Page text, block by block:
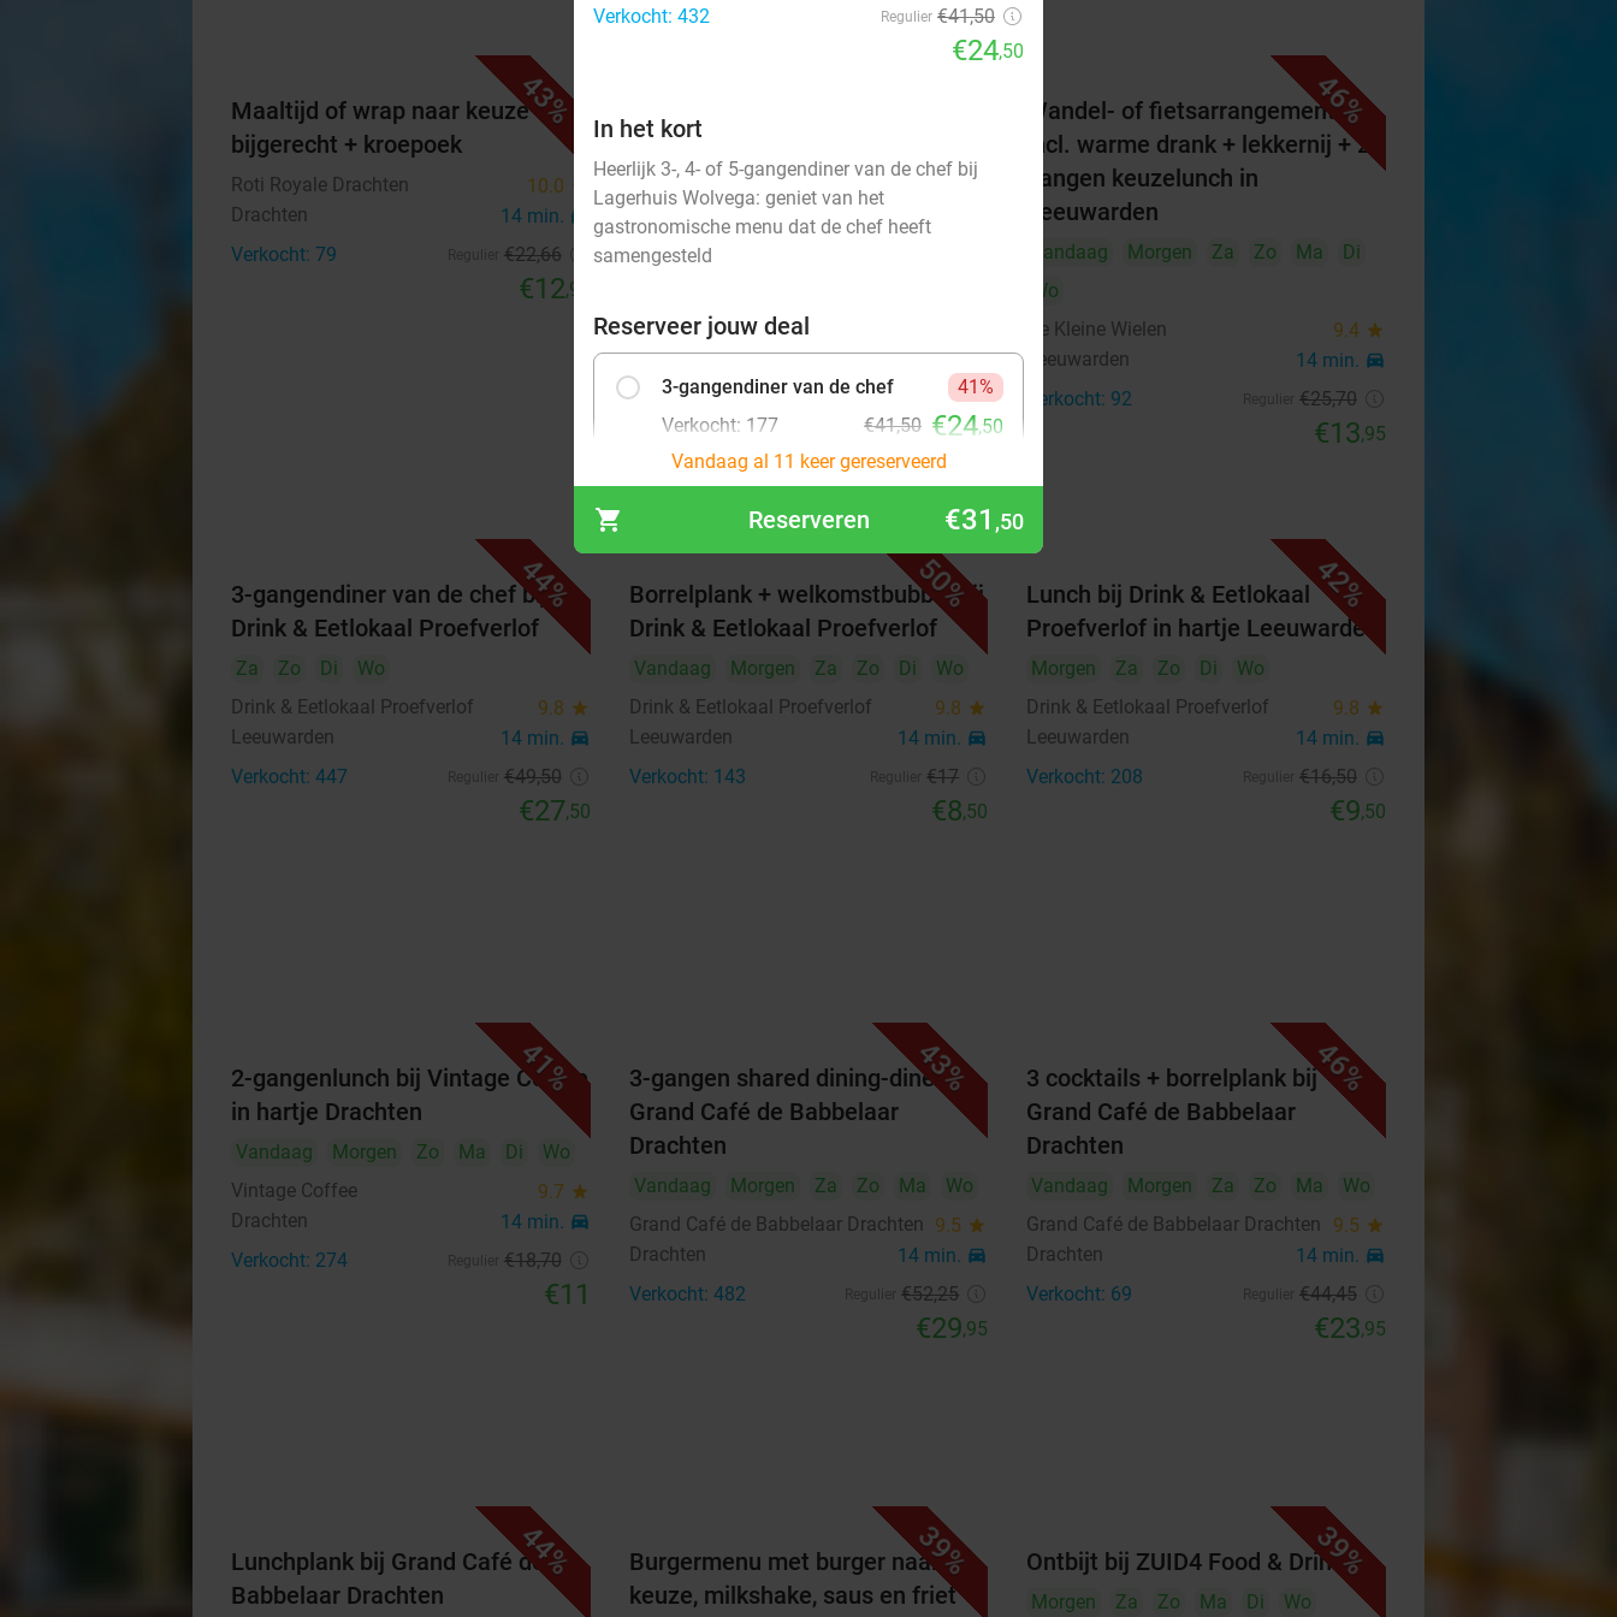
43%
Maaltijd of wrap naar keuze +
bijgerecht + kroepoek
Roti Royale Drachten 10.0 star
Drachten 14 min. directions_car
Verkocht: 79 €22,66
€12,95
Leeuwarden 14 min.directions_car
Verkocht: 544 Regulier €28
46%
Wandel- of fietsarrangement
incl. warme drank + lekkernij + 2-
gangen keuzelunch in
Leeuwarden
Vandaag Morgen Za Zo Ma
Di
Wo
De Kleine Wielen
9.4 star
Leeuwarden 14 min. directions_car
Verkocht: 92 €25,70
€13,95
44%
3-gangendiner van de chef bij
Drink & Eetlokaal Proefverlof
Za Zo Di
Wo
Drink & Eetlokaal Proefverlof
9.8 star
Leeuwarden 14 min. directions_car
Verkocht: 447 €49,50
€27,50
50%
Borrelplank + welkomstbubbel bij
Drink & Eetlokaal Proefverlof
Vandaag Morgen Za Zo Di
Wo
Drink & Eetlokaal Proefverlof
9.8 star
Leeuwarden 14 min. directions_car
Verkocht: 143 €17
€8,50
42%
Lunch bij Drink & Eetlokaal
Proefverlof in hartje Leeuwarden
Morgen Za Zo Di
Wo
Drink & Eetlokaal Proefverlof
9.8 star
Leeuwarden 14 min. directions_car
Verkocht: 208 €16,50
€9,50
41%
2-gangenlunch bij Vintage Coffee
in hartje Drachten
Vandaag Morgen Zo Ma Di
Wo
Vintage Coffee
9.7 star
Drachten 14 min. directions_car
Verkocht: 274 €18,70
€11
43%
3-gangen shared dining-diner bij
Grand Café de Babbelaar
Drachten
Vandaag Morgen Za Zo Ma
Wo
Grand Café de Babbelaar Drachten 9.5 star
Drachten 14 min. directions_car
Verkocht: 482 €52,25
€29,95
46%
3 cocktails + borrelplank bij
Grand Café de Babbelaar
Drachten
Vandaag Morgen Za Zo Ma
Wo
Grand Café de Babbelaar Drachten
9.5 star
Drachten 14 min. directions_car
Verkocht: 69 €44,45
€23,95
44%
Lunchplank bij Grand Café de
Babbelaar Drachten
39%
Burgermenu met burger naar
keuze, milkshake, saus en friet
39%
Ontbijt bij ZUID4 Food & Drinks
Morgen Za Zo Ma Di Wo
Verkocht: 432
Regulier €41,50
€24,50
In het kort
Heerlijk 3-, 4- of 5-gangendiner van de chef bij
Lagerhuis Wolvega: geniet van het
gastronomische menu dat de chef heeft
samengesteld
Reserveer jouw deal
3-gangendiner van de chef
41%
Verkocht: 177
€41,50 €24,50
4-gangendiner van de chef
36%
Verkocht: 110
€49,50 €31,50
5-gangendiner van de chef
37%
Verkocht: 145
€59,50 €37
Beschikbaarheid
8 9
10 11 12 13 14 16
17 18
24 25 26 27 28 30
31
5-gangendiner van de chef €37,50
Kom genieten van een heerlijk uitgebreid diner
van de chef bij Lagerhuis in het centrum van
Wolvega
Vandaag al 11 keer gereserveerd
Reserveren €31 ,50